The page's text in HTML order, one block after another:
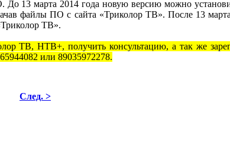
До 13 марта 2014 года новую версию можно
файлы ПО с сайта «Триколор ТВ». После 13
ТВ».
ТВ, НТВ+, получить консультацию, а так же
или 89035972278.
След. >